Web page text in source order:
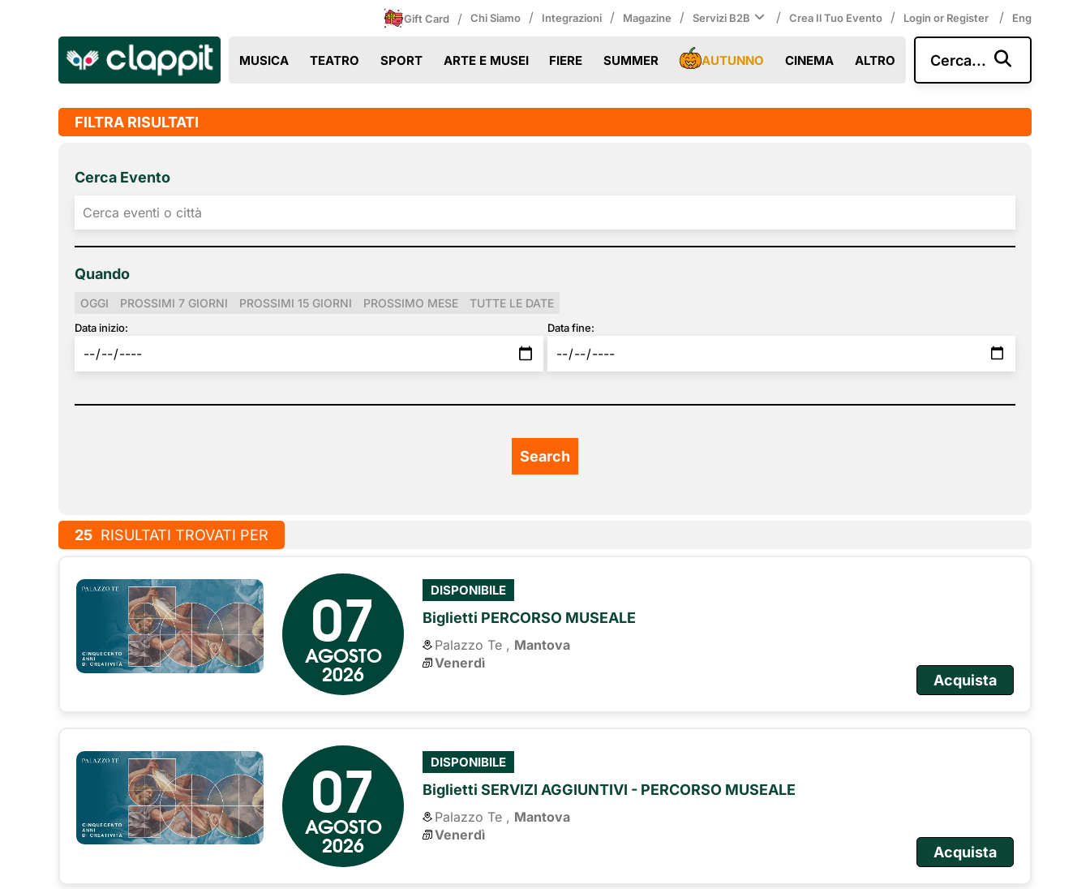
Gift Card / Chi Siamo / Integrazioni / Magazine / Servizi B2B / Crea Il Tuo Evento / Login or Register / Eng
MUSICA TEATRO SPORT ARTE E MUSEI FIERE SUMMER AUTUNNO CINEMA ALTRO Cerca...
FILTRA RISULTATI
Cerca Evento
Quando
OGGI PROSSIMI 7 GIORNI PROSSIMI 15 GIORNI PROSSIMO MESE TUTTE LE DATE
Data inizio: Data fine:
25 RISULTATI TROVATI PER
07
AGOSTO
2026
DISPONIBILE
Biglietti PERCORSO MUSEALE
Palazzo Te , Mantova
Venerdì
Acquista
07
AGOSTO
2026
DISPONIBILE
Biglietti SERVIZI AGGIUNTIVI - PERCORSO MUSEALE
Palazzo Te , Mantova
Venerdì
Acquista